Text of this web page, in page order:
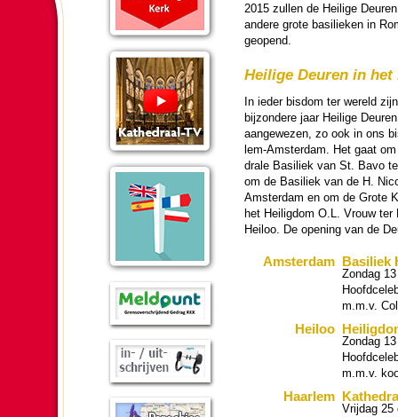
2015 zullen de Heilige
andere grote basilieken in
geopend.
Heilige Deuren in het
In ieder bisdom ter wereld
bij­zon­dere jaar Heilige Deuren
aangewezen, zo ook in ons
lem-Am­ster­dam. Het gaat
drale Basiliek van St. Bavo
om de Basiliek van de H.
Am­ster­dam en om de Grote
het Hei­lig­dom O.L. Vrouw ter
Heiloo. De ope­ning van de
Am­ster­dam Basiliek
Zondag
m.m.v.
Heiloo
Zondag
m.m.v.
Haar­lem
Vrij­dag 25